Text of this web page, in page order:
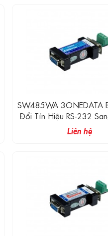
SW485WA 3ONEDATA
Đổi Tín Hiệu RS-232
Liên hệ